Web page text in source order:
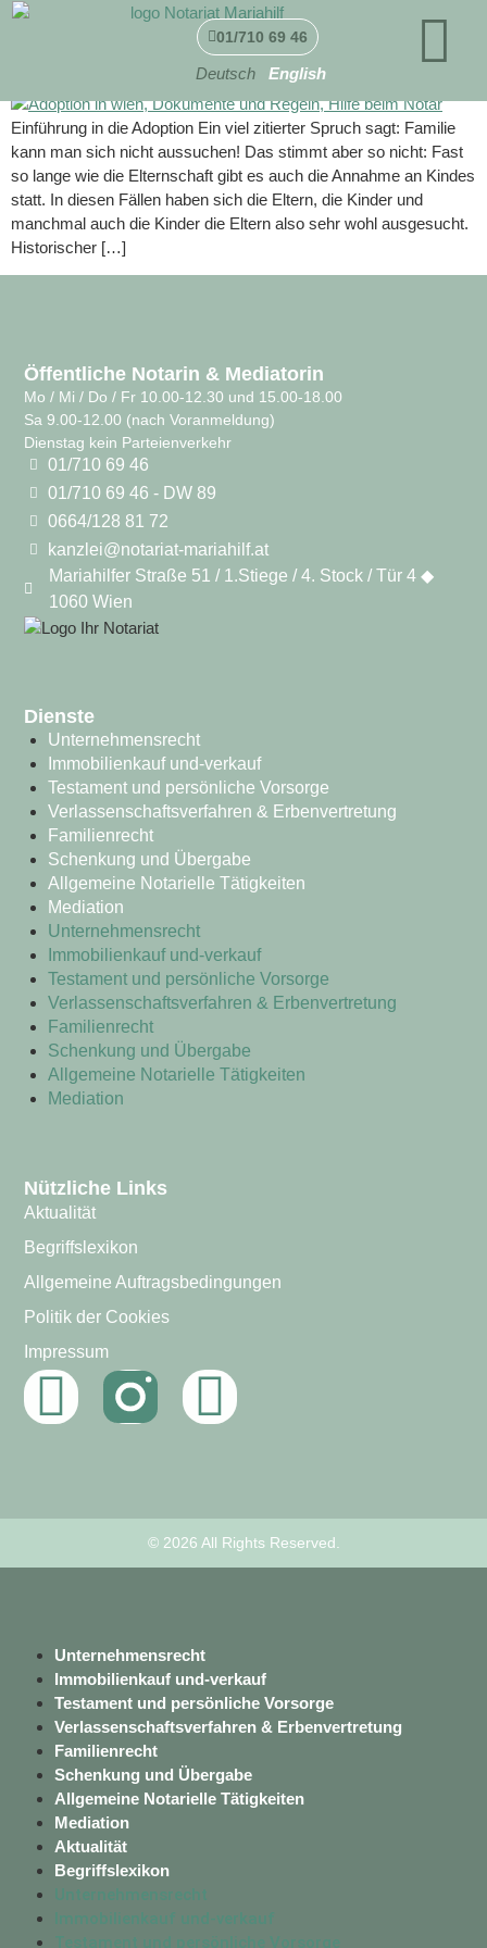
01/710 69 46
Deutsch English
Adoption
Einführung in die Adoption Ein viel zitierter Spruch sagt: Familie
kann man sich nicht aussuchen! Das stimmt aber so nicht: Fast
so lange wie die Elternschaft gibt es auch die Annahme an Kindes
statt. In diesen Fällen haben sich die Eltern, die Kinder und
manchmal auch die Kinder die Eltern also sehr wohl ausgesucht.
Historischer […]
Öffentliche Notarin & Mediatorin
Mo / Mi / Do / Fr 10.00-12.30 und 15.00-18.00
Sa 9.00-12.00 (nach Voranmeldung)
Dienstag kein Parteienverkehr
01/710 69 46
01/710 69 46 - DW 89
0664/128 81 72
kanzlei@notariat-mariahilf.at
Mariahilfer Straße 51 / 1.Stiege / 4. Stock / Tür 4 ◆
1060 Wien
Dienste
Unternehmensrecht
Immobilienkauf und-verkauf
Testament und persönliche Vorsorge
Verlassenschaftsverfahren & Erbenvertretung
Familienrecht
Schenkung und Übergabe
Allgemeine Notarielle Tätigkeiten
Mediation
Unternehmensrecht
Immobilienkauf und-verkauf
Testament und persönliche Vorsorge
Verlassenschaftsverfahren & Erbenvertretung
Familienrecht
Schenkung und Übergabe
Allgemeine Notarielle Tätigkeiten
Mediation
Nützliche Links
Aktualität
Begriffslexikon
Allgemeine Auftragsbedingungen
Politik der Cookies
Impressum
© 2026 All Rights Reserved.
Unternehmensrecht
Immobilienkauf und-verkauf
Testament und persönliche Vorsorge
Verlassenschaftsverfahren & Erbenvertretung
Familienrecht
Schenkung und Übergabe
Allgemeine Notarielle Tätigkeiten
Mediation
Aktualität
Begriffslexikon
Unternehmensrecht
Immobilienkauf und-verkauf
Testament und persönliche Vorsorge